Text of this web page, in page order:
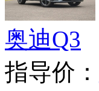
奥迪Q3
指导价：